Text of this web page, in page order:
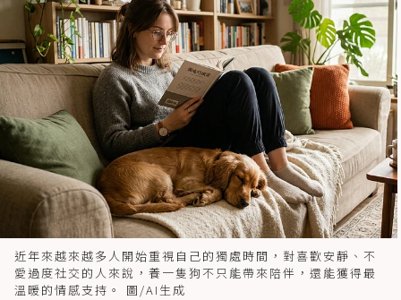
近年來越來越多人開始重視自己的獨處時間，對喜歡安靜、不
愛過度社交的人來說，養一隻狗不只能帶來陪伴，還能獲得最
溫暖的情感支持。 圖/AI生成